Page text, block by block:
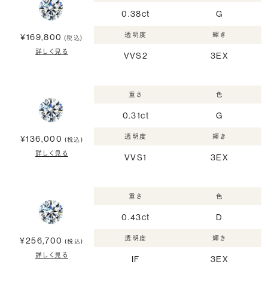
¥169,800 (税込)
詳しく見る
0.38ct G
透明度
VVS2
輝き
3EX
¥136,000 (税込)
詳しく見る
重さ
0.31ct
色
G
透明度
VVS1
輝き
3EX
¥256,700 (税込)
詳しく見る
重さ
0.43ct
色
D
透明度
IF
輝き
3EX